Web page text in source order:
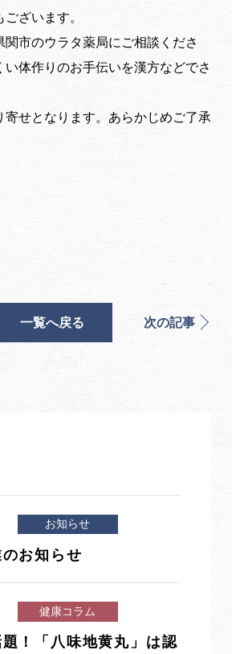
ざいます。
関市のウラタ薬局にご相談くださ
い体作りのお手伝いを漢方などでさ
せとなります。あらかじめご了承
一覧へ戻る 次の記事
お知らせ
お知らせ
健康コラム
！「八味地黄丸」は認